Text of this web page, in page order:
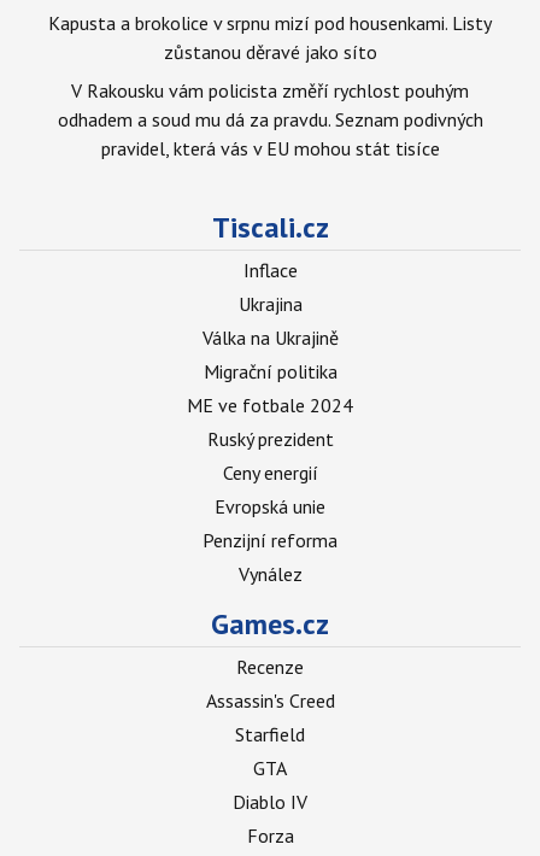
Kapusta a brokolice v srpnu mizí pod housenkami. Listy
zůstanou děravé jako síto
V Rakousku vám policista změří rychlost pouhým
odhadem a soud mu dá za pravdu. Seznam podivných
pravidel, která vás v EU mohou stát tisíce
Tiscali.cz
Inflace
Ukrajina
Válka na Ukrajině
Migrační politika
ME ve fotbale 2024
Ruský prezident
Ceny energií
Evropská unie
Penzijní reforma
Vynález
Games.cz
Recenze
Assassin's Creed
Starfield
GTA
Diablo IV
Forza